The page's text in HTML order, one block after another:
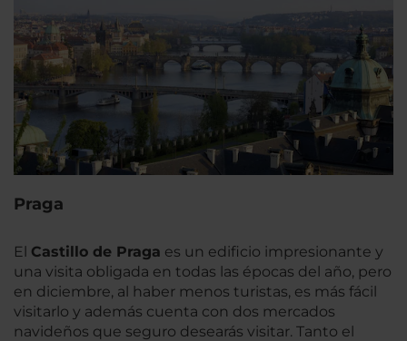
Praga
El Castillo de Praga es un edificio impresionante y
una visita obligada en todas las épocas del año, pero
en diciembre, al haber menos turistas, es más fácil
visitarlo y además cuenta con dos mercados
navideños que seguro desearás visitar. Tanto el